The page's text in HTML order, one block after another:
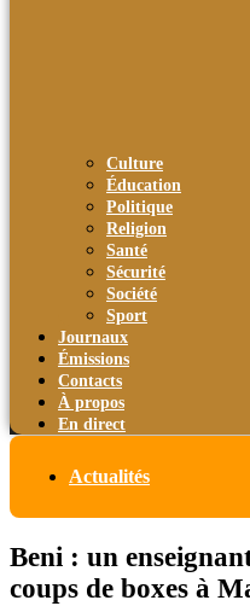
Culture
Éducation
Politique
Religion
Santé
Sécurité
Société
Sport
Journaux
Émissions
Contacts
À propos
En direct
Actualités
Beni : un
coups de boxes à